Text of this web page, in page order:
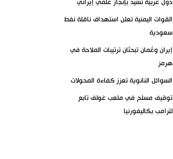
دول عربية تشيد بإنجاز علمي إيراني
القوات اليمنية تعلن استهداف ناقلة نفط
سعودية
إيران وعُمان تبحثان ترتيبات الملاحة في
هرمز
السوائل النانوية تعزز كفاءة المحولات
توقيف مسلح في ملعب غولف تابع
لترامب بكاليفورنيا